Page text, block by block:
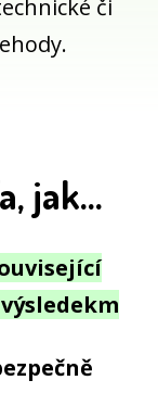
či
jak...